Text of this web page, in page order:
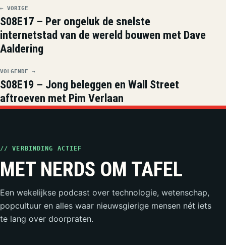
← VORIGE
S08E17 – Per ongeluk de snelste
internetstad van de wereld bouwen met Dave
Aaldering
VOLGENDE →
S08E19 – Jong beleggen en Wall Street
aftroeven met Pim Verlaan
// VERBINDING ACTIEF
MET NERDS OM TAFEL
Een wekelijkse podcast over technologie, wetenschap,
popcultuur en alles waar nieuwsgierige mensen nét iets
te lang over doorpraten.